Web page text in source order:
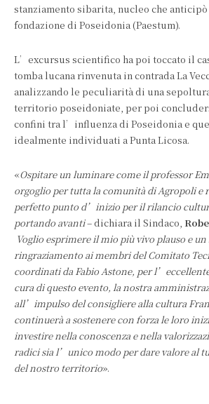
stanziamento sibarita, nucleo che
fondazione di Poseidonia (Paestum).
L’excursus scientifico ha poi toccato il
tomba lucana rinvenuta in contrada La
analizzando le peculiarità di una
territorio poseidoniate, per poi
confini tra l’influenza di Poseidonia e
idealmente individuati a Punta Licosa.
«Ospitare un luminare come il professor
orgoglio per tutta la comunità di Agropoli e
perfetto punto d’inizio per il rilancio
portando avanti– dichiara il Sindaco,
Voglio esprimere il mio più vivo plauso e
ringraziamento ai membri del Comitato
coordinati da Fabio Astone, per
cura di questo evento, la nostra
all’impulso del consigliere alla cultura
continuerà a sostenere con forza le loro
investire nella conoscenza e nella
radici sia l’unico modo per dare valore al
del nostro territorio».